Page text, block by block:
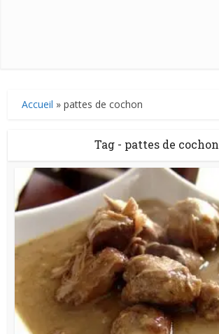
Accueil »pattes de cochon
Tag - pattes de cochon